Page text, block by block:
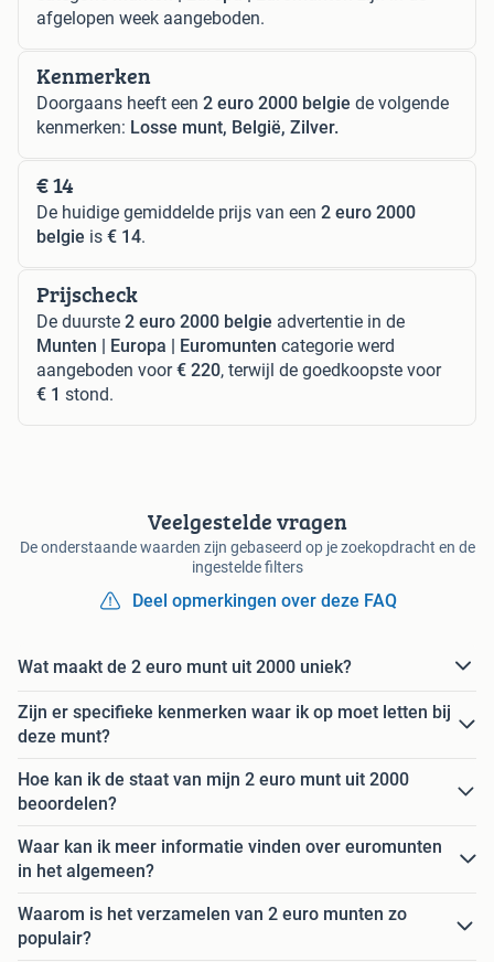
afgelopen week aangeboden.
Kenmerken
Doorgaans heeft een 2 euro 2000 belgie de volgende
kenmerken: Losse munt, België, Zilver.
€ 14
De huidige gemiddelde prijs van een 2 euro 2000
belgie is € 14.
Prijscheck
De duurste 2 euro 2000 belgie advertentie in de
Munten | Europa | Euromunten categorie werd
aangeboden voor€ 220, terwijl de goedkoopste voor
€ 1 stond.
Veelgestelde vragen
De onderstaande waarden zijn gebaseerd op je zoekopdracht en de
ingestelde filters
Deel opmerkingen over deze FAQ
Wat maakt de 2 euro munt uit 2000 uniek?
Zijn er specifieke kenmerken waar ik op moet letten bij
deze munt?
Hoe kan ik de staat van mijn 2 euro munt uit 2000
beoordelen?
Waar kan ik meer informatie vinden over euromunten
in het algemeen?
Waarom is het verzamelen van 2 euro munten zo
populair?